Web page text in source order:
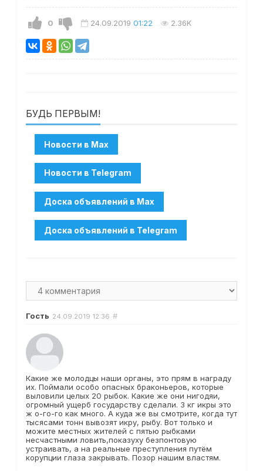
0 24.09.2019 01:22 2.36K
БУДЬ ПЕРВЫМ!
Гость 24.09.2019 12:36 #
Какие же молодцы наши органы, это прям в награду
их. Поймали особо опасных браконьеров, которые
выловили целых 20 рыбок. Какие же они нигодяи,
огромный ущерб государству сделали. 3 кг икры это
ж о-го-го как много. А куда же вы смотрите, когда тут
тысясами тонн вывозят икру, рыбу. Вот только и
можите местных жителей с пятью рыбками
несчастными ловить,показуху безпонтовую
устраивать, а на реальные преступления путём
корупции глаза закрывать. Позор нашим властям.